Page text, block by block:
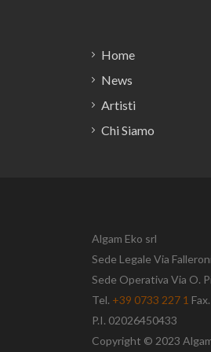
Home
News
Artisti
Chi Siamo
Algam Eko srl
Sede Legale Via
Sede Operativa Via O.
Tel. +39 0733 227 1
P.I. 02026450433
Copyright © 2023